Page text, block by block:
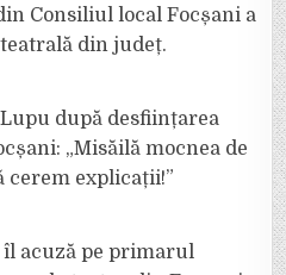
Consiliul local Focșani a
din județ.
după desființarea
„Misăilă mocnea de
cerem explicații!”
acuză pe primarul